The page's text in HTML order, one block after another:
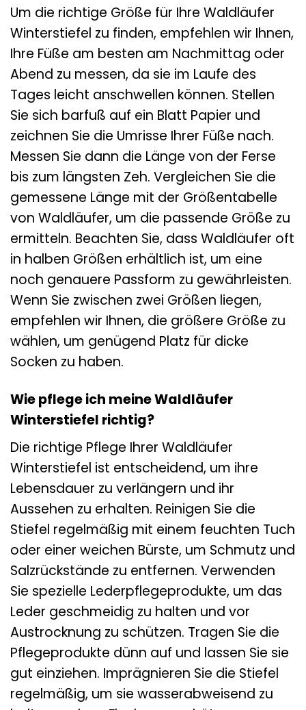
Um die richtige Größe für Ihre Waldläufer
Winterstiefel zu finden, empfehlen wir Ihnen,
Ihre Füße am besten am Nachmittag oder
Abend zu messen, da sie im Laufe des
Tages leicht anschwellen können. Stellen
Sie sich barfuß auf ein Blatt Papier und
zeichnen Sie die Umrisse Ihrer Füße nach.
Messen Sie dann die Länge von der Ferse
bis zum längsten Zeh. Vergleichen Sie die
gemessene Länge mit der Größentabelle
von Waldläufer, um die passende Größe zu
ermitteln. Beachten Sie, dass Waldläufer oft
in halben Größen erhältlich ist, um eine
noch genauere Passform zu gewährleisten.
Wenn Sie zwischen zwei Größen liegen,
empfehlen wir Ihnen, die größere Größe zu
wählen, um genügend Platz für dicke
Socken zu haben.
Wie pflege ich meine Waldläufer
Winterstiefel richtig?
Die richtige Pflege Ihrer Waldläufer
Winterstiefel ist entscheidend, um ihre
Lebensdauer zu verlängern und ihr
Aussehen zu erhalten. Reinigen Sie die
Stiefel regelmäßig mit einem feuchten Tuch
oder einer weichen Bürste, um Schmutz und
Salzrückstände zu entfernen. Verwenden
Sie spezielle Lederpflegeprodukte, um das
Leder geschmeidig zu halten und vor
Austrocknung zu schützen. Tragen Sie die
Pflegeprodukte dünn auf und lassen Sie sie
gut einziehen. Imprägnieren Sie die Stiefel
regelmäßig, um sie wasserabweisend zu